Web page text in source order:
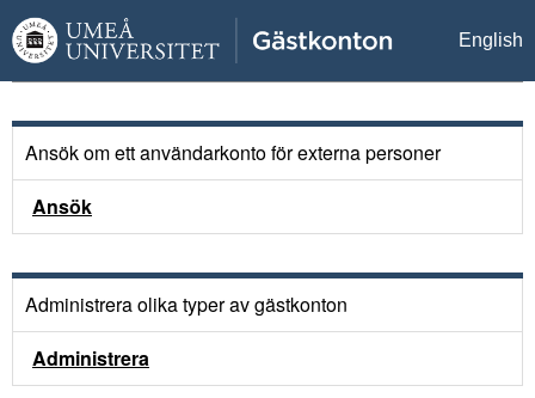
English
Ansök om ett användarkonto för externa personer
Ansök
Administrera olika typer av gästkonton
Administrera